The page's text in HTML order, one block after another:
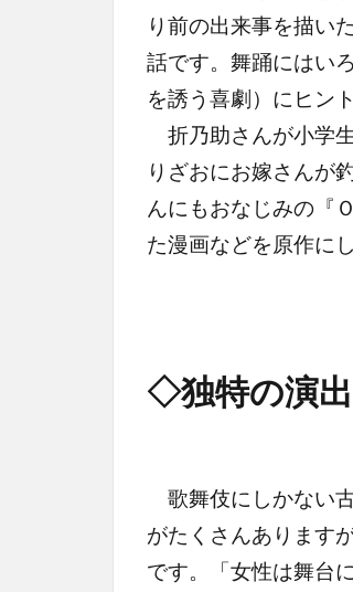
り前の出来事を描い
話です。舞踊にはい
を誘う喜劇）にヒン
折乃助さんが小学
りざおにお嫁さんが
んにもおなじみの
た漫画などを原作に
◇独特の演
歌舞伎にしかない
がたくさんあります
です。「女性は舞台